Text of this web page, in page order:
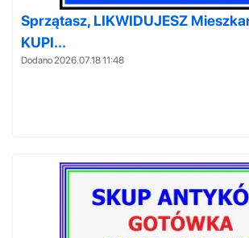
Sprzątasz, LIKWIDUJESZ
KUPI...
Dodano 2026.07.18 11:48